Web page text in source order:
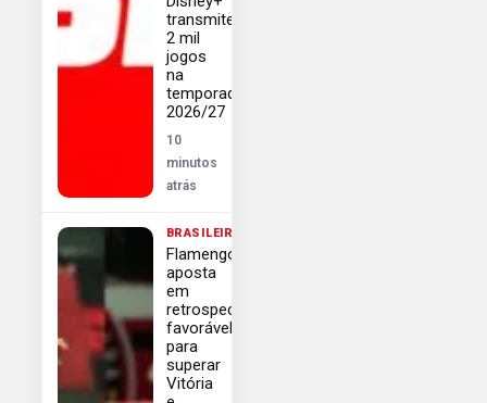
transmitem
2 mil
jogos
na
temporada
2026/27
10
minutos
atrás
BRASILEIRÃO
Flamengo
aposta
em
retrospecto
favorável
para
superar
Vitória